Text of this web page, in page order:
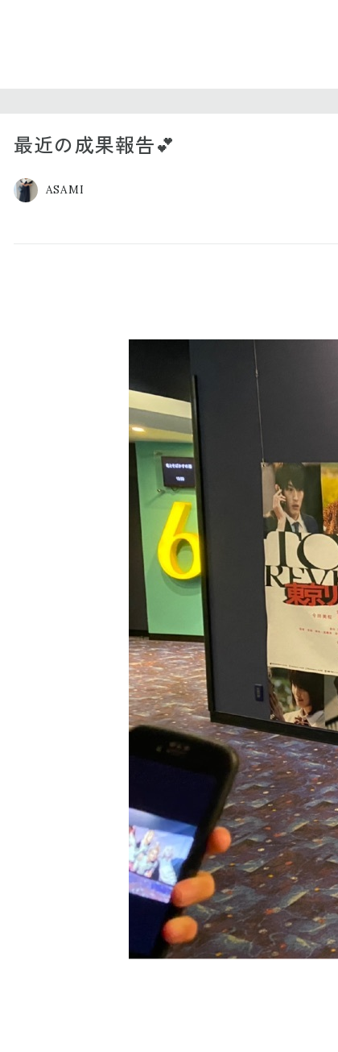
最近の成果報告💕
ASAMI